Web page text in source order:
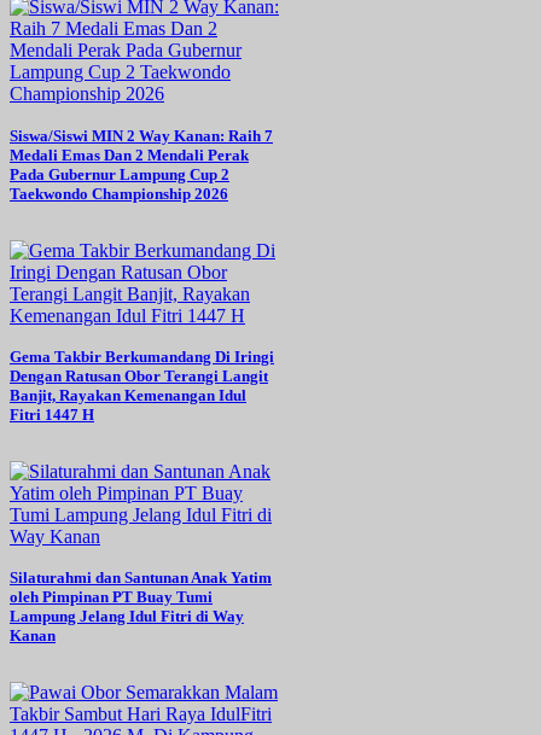
Siswa/Siswi MIN 2 Way Kanan: Raih 7
Medali Emas Dan 2 Mendali Perak
Pada Gubernur Lampung Cup 2
Taekwondo Championship 2026
Gema Takbir Berkumandang Di Iringi
Dengan Ratusan Obor Terangi Langit
Banjit, Rayakan Kemenangan Idul
Fitri 1447 H
Silaturahmi dan Santunan Anak Yatim
oleh Pimpinan PT Buay Tumi
Lampung Jelang Idul Fitri di Way
Kanan